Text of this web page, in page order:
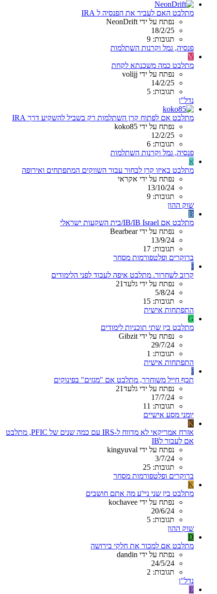
מתלבט האם לעביר את הפנסיה ל IRA
נפתח על ידי NeonDrift
18/2/25
תגובות: 9
פנסיה, גמל וקרנות השתלמות
V
מתלבט כמה משכנתא לקחת
נפתח על ידי volijj
14/2/25
תגובות: 5
נדל"ן
מתלבט אם לפתוח קרן השתלמות רק בשביל להשקיע דרך IRA
נפתח על ידי koko85
12/2/25
תגובות: 6
פנסיה, גמל וקרנות השתלמות
א
מתלבט באיזו קרן לבחור עבור השווקים המתפתחים ואירופה
נפתח על ידי אקראי
13/10/24
תגובות: 9
שוק ההון
B
מתלבט אם IB/IB Israel/בית השקעות ישראלי
נפתח על ידי Bearbear
13/9/24
תגובות: 17
ברוקרים ופלטפורמות מסחר
ג
קרוב לשחרור. מתלבט איפה לעבוד לפני הלימודים
נפתח על ידי גלעד21
5/8/24
תגובות: 15
התפתחות אישית
G
מתלבט בין שתי תוכניות לימודים
נפתח על ידי Gibzit
29/7/24
תגובות: 1
התפתחות אישית
ג
תכף חייל משוחרר, מתלבט אם "מגזים" בפינוקים
נפתח על ידי גלעד21
17/7/24
תגובות: 11
יומני מסע אישיים
K
אזרח אמריקאי לא מדווח ל-IRS עם כמה שנים של PFIC, מתלבט
אם לעבור לIB
נפתח על ידי kingyuval
3/7/24
תגובות: 25
ברוקרים ופלטפורמות מסחר
K
מתלבט בין שני ניי'ע מה אתם חושבים
נפתח על ידי kochavee
20/6/24
תגובות: 5
שוק ההון
D
מתלבט אם למכור את חלקי בירושה
נפתח על ידי dandin
24/5/24
תגובות: 2
נדל"ן
E